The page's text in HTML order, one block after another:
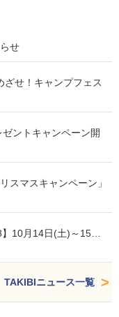
せ
ざせ！キャンプフェス
ントキャンペーン開
スマスキャンペーン」
10月14日(土)～15…
TAKIBIニュース一覧